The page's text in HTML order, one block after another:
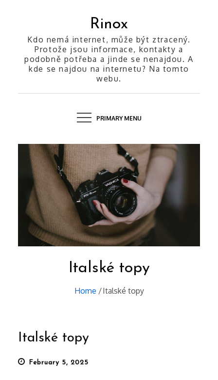
Rinox
Kdo nemá internet, může být ztracený.
Protože jsou informace, kontakty a
podobně potřeba a jinde se nenajdou. A
kde se najdou na internetu? Na tomto
webu.
PRIMARY MENU
Italské topy
Home Italské topy
Italské topy
Posted
February 5, 2025